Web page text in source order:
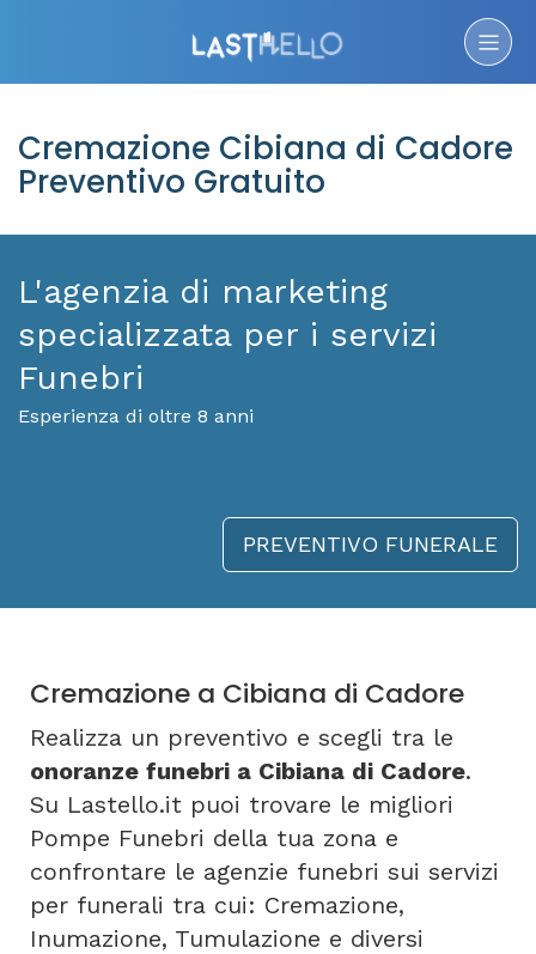
Cremazione Cibiana di Cadore
Preventivo Gratuito
L'agenzia di marketing
specializzata per i servizi
Funebri
Esperienza di oltre 8 anni
PREVENTIVO FUNERALE
Cremazione a Cibiana di Cadore
Realizza un preventivo e scegli tra le
onoranze funebri a Cibiana di Cadore.
Su Lastello.it puoi trovare le migliori
Pompe Funebri della tua zona e
confrontare le agenzie funebri sui servizi
per funerali tra cui: Cremazione,
Inumazione, Tumulazione e diversi